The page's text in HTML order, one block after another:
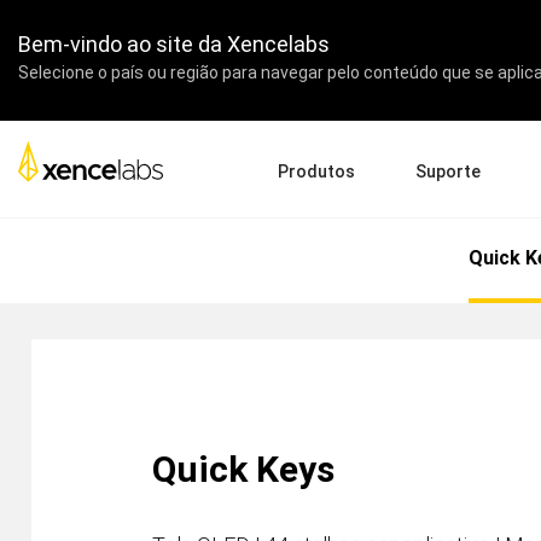
Bem-vindo ao site da Xencelabs
Selecione o país ou região para navegar pelo conteúdo que se
Produtos Suporte
Tablets e Monitores Quick
Quick Keys